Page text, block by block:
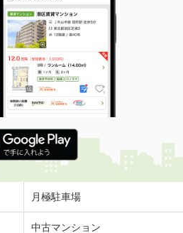
月極駐車場
中古マンション